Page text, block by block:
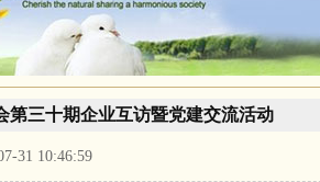
第三十期企业互访暨党建交流活动
31 10:46:59